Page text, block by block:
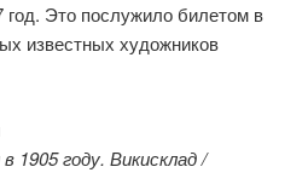
год. Это послужило билетом в
известных художников
1905 году. Викисклад /